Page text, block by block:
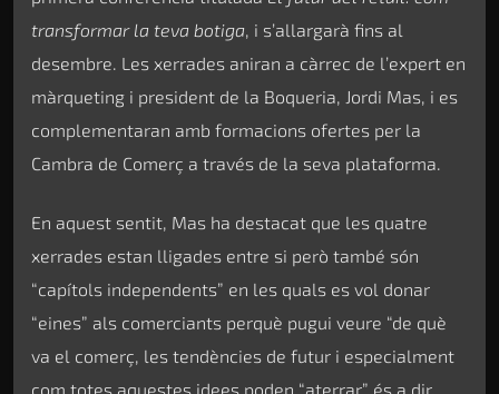
transformar la teva botiga, i s’allargarà fins al
desembre. Les xerrades aniran a càrrec de l’expert en
màrqueting i president de la Boqueria, Jordi Mas, i es
complementaran amb formacions ofertes per la
Cambra de Comerç a través de la seva plataforma.
En aquest sentit, Mas ha destacat que les quatre
xerrades estan lligades entre si però també són
“capítols independents” en les quals es vol donar
“eines” als comerciants perquè pugui veure “de què
va el comerç, les tendències de futur i especialment
com totes aquestes idees poden “aterrar” és a dir,